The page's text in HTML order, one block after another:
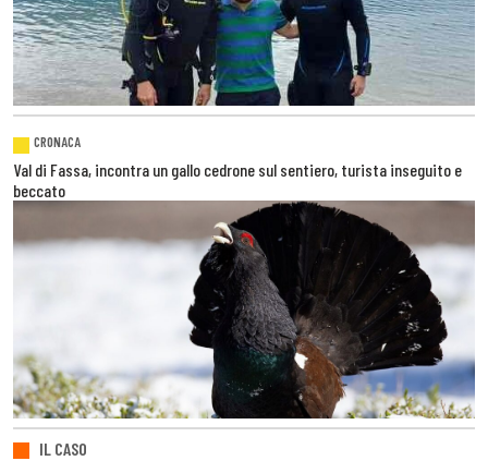
CRONACA
Val di Fassa, incontra un gallo cedrone sul sentiero, turista inseguito e
beccato
IL CASO